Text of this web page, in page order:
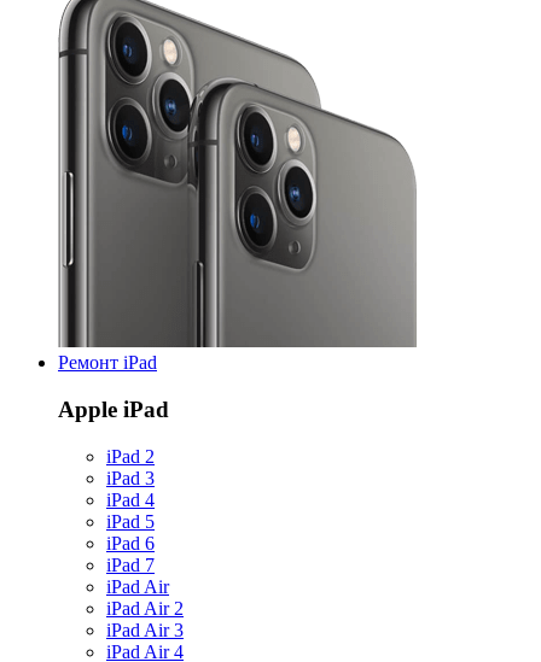
Ремонт iPad
Apple iPad
iPad 2
iPad 3
iPad 4
iPad 5
iPad 6
iPad 7
iPad Air
iPad Air 2
iPad Air 3
iPad Air 4